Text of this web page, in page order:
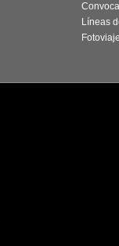
Líneas